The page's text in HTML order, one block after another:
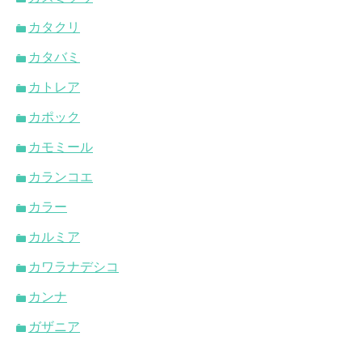
カタクリ
カタバミ
カトレア
カポック
カモミール
カランコエ
カラー
カルミア
カワラナデシコ
カンナ
ガザニア